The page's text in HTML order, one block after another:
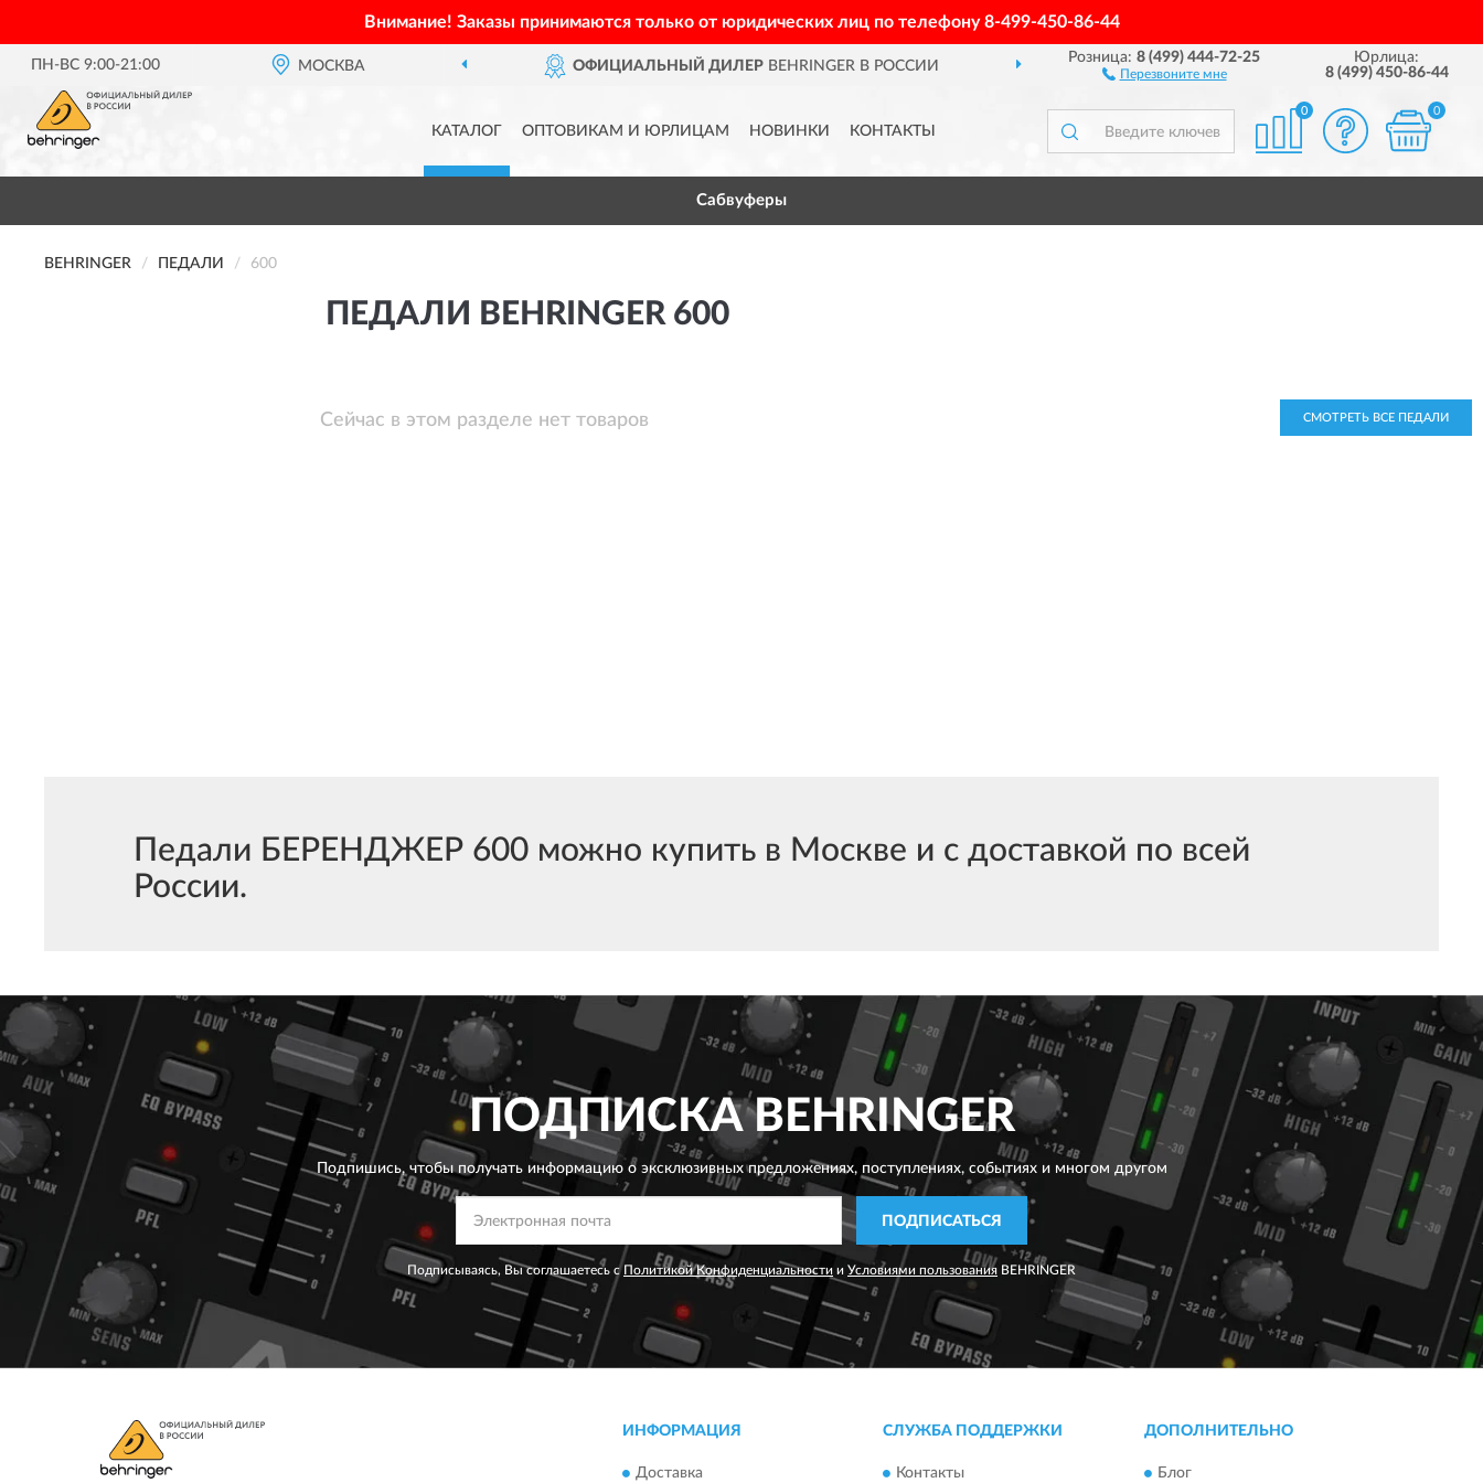
Внимание! Заказы принимаются только от юридических лиц по телефону8-499-450-86-44
ПН-ВС 9:00-21:00 МОСКВА ОФИЦИАЛЬНЫЙ ДИЛЕРBEHRINGER В РОССИИ ДОСТАВИМ ПО ВСЕЙ РОССИИ
Розница:8 (499) 444-72-25
Перезвоните мне
Юрлица:
8 (499) 450-86-44
КАТАЛОГ ОПТОВИКАМ И ЮРЛИЦАМ НОВИНКИ КОНТАКТЫ
0 0
Сабвуферы
BEHRINGER ПЕДАЛИ 600
ПЕДАЛИ BEHRINGER 600
Сейчас в этом разделе нет товаров СМОТРЕТЬ ВСЕ ПЕДАЛИ
Педали БЕРЕНДЖЕР 600 можно купить в Москве и с доставкой по всей
России.
ПОДПИСКАBEHRINGER
Подпишись, чтобы получать информацию о эксклюзивных предложениях,поступлениях, событиях и многом другом
ПОДПИСАТЬСЯ
Подписываясь, Вы соглашаетесь сПолитикой Конфиденциальности и Условиями пользования BEHRINGER
ИНФОРМАЦИЯ
Доставка
СЛУЖБА ПОДДЕРЖКИ
Контакты
ДОПОЛНИТЕЛЬНО
Блог